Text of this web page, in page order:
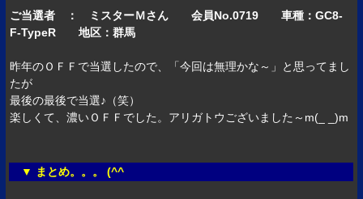
ご当選者 ： ミスターＭさん 会員No.0719 車種：GC8-
F-TypeR 地区：群馬
昨年のＯＦＦで当選したので、「今回は無理かな～」と思ってまし
たが
最後の最後で当選♪（笑）
楽しくて、濃いＯＦＦでした。アリガトウございました～m(_ _)m
▼ まとめ。。。 (^^ゞ